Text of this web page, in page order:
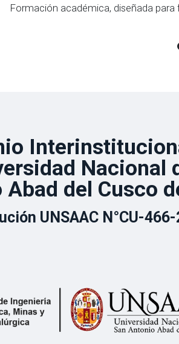
Formación académica, diseñada
Nacional
del Cusco
UNSAAC N°CU-